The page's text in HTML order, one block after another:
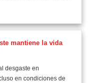
mantiene la vida
desgaste en
en condiciones de